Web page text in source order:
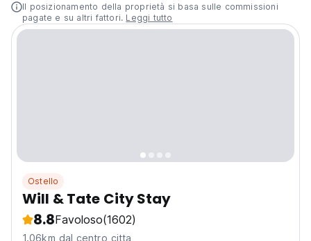
Il posizionamento della proprietà si basa sulle commissioni
pagate e su altri fattori. Leggi tutto
Ostello
Will & Tate City Stay
8.8Favoloso(1602)
1.06km dal centro citta